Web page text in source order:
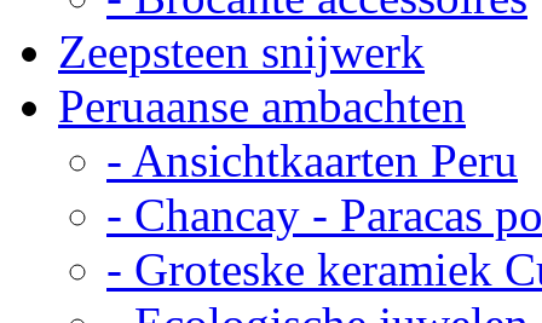
Zeepsteen snijwerk
Peruaanse ambachten
- Ansichtkaarten Peru
- Chancay - Paracas
- Groteske keramiek